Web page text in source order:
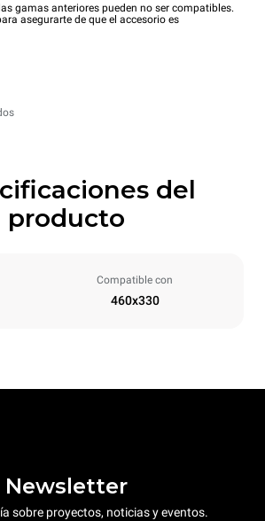
gamas anteriores pueden no ser compatibles.
asegurarte de que el accesorio es
del
producto
Compatible con
460x330
Newsletter
sobre proyectos, noticias y eventos.